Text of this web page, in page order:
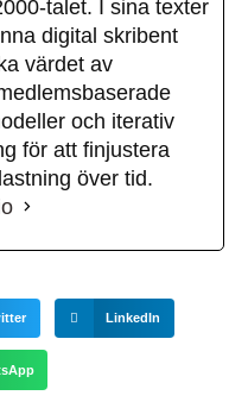
talet. I sina texter
digital skribent
värdet av
och iterativ
för att finjustera
över tid.
LinkedIn